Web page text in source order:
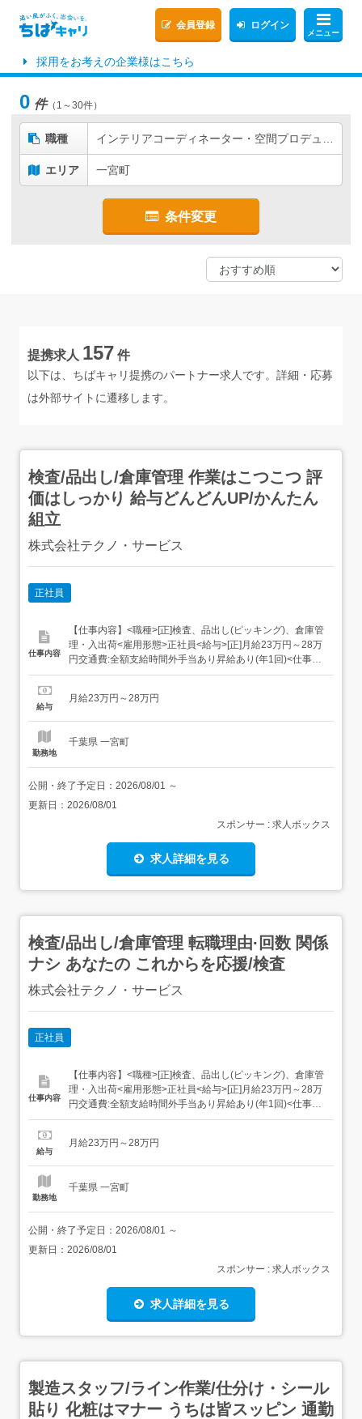
メニュー
会員登録 ログイン
採用をお考えの企業様はこちら
0 件（1～30件）
職種
エリア 一宮町
条件変更
提携求人 157 件
以下は、ちばキャリ提携のパートナー求人です。詳細・応募
は外部サイトに遷移します。
検査/品出し/倉庫管理 作業はこつこつ 評
価はしっかり 給与どんどんUP/かんたん
組立
株式会社テクノ・サービス
正社員
仕事内容
【仕事内容】<職種>[正]検査、品出し(ピッキング)、倉庫管
理・入出荷<雇用形態>正社員<給与>[正]月給23万円～28万
円交通費:全額支給時間外手当あり昇給あり(年1回)<仕事内
容>組立・梱包などのこつこつ作業自分に合ったお仕事が
ボタンを押して、機械を動かす・加工された製品を、丁寧
給与
月給23万円～28万円
勤務地
千葉県 一宮町
公開・終了予定日： 2026/08/01 ～
更新日： 2026/08/01
スポンサー : 求人ボックス
求人詳細を見る
検査/品出し/倉庫管理 転職理由·回数 関係
ナシ あなたの これからを応援/検査
株式会社テクノ・サービス
正社員
仕事内容
【仕事内容】<職種>[正]検査、品出し(ピッキング)、倉庫管
理・入出荷<雇用形態>正社員<給与>[正]月給23万円～28万
円交通費:全額支給時間外手当あり昇給あり(年1回)<仕事内
容>こつこつ系のシンプル作業もくもくメインのルーティ
いていないかチェック・箱に入れるなど、はじめてでも覚
給与
月給23万円～28万円
勤務地
千葉県 一宮町
公開・終了予定日： 2026/08/01 ～
更新日： 2026/08/01
スポンサー : 求人ボックス
求人詳細を見る
製造スタッフ/ライン作業/仕分け・シール
貼り 化粧はマナー うちは皆スッピン 通勤